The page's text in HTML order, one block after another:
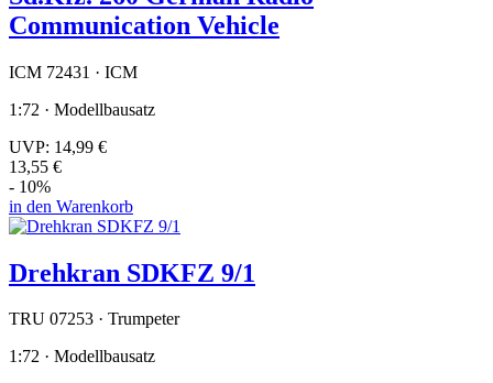
Communication Vehicle
ICM 72431 · ICM
1:72 · Modellbausatz
UVP: 14,99 €
13,55 €
- 10%
in den Warenkorb
Drehkran SDKFZ 9/1
TRU 07253 · Trumpeter
1:72 · Modellbausatz